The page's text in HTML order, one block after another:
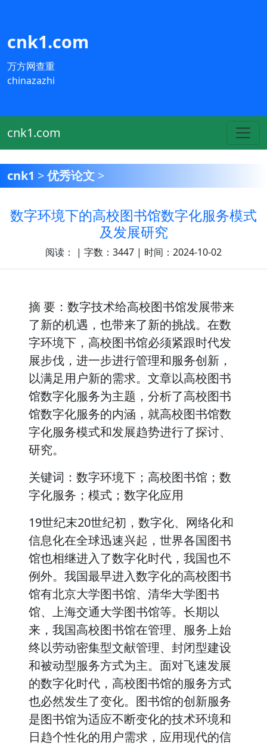
cnk1.com
万方网查重
chinazazhi
cnk1.com
cnk1 >优秀论文 >
数字环境下的高校图书馆数字化服务模式
及发展研究
阅读： | 字数：3447 | 时间：2024-10-02
摘 要：数字技术给高校图书馆发展带来
了新的机遇，也带来了新的挑战。在数
字环境下，高校图书馆必须紧跟时代发
展步伐，进一步进行管理和服务创新，
以满足用户新的需求。文章以高校图书
馆数字化服务为主题，分析了高校图书
馆数字化服务的内涵，就高校图书馆数
字化服务模式和发展趋势进行了探讨、
研究。
关键词：数字环境下；高校图书馆；数
字化服务；模式；数字化应用
19世纪末20世纪初，数字化、网络化和
信息化在全球迅速兴起，世界各国图书
馆也相继进入了数字化时代，我国也不
例外。我国最早进入数字化的高校图书
馆有北京大学图书馆、清华大学图书
馆、上海交通大学图书馆等。长期以
来，我国高校图书馆在管理、服务上始
终以劳动密集型文献管理、封闭型建设
和被动型服务方式为主。面对飞速发展
的数字化时代，高校图书馆的服务方式
也必然发生了变化。图书馆的创新服务
是图书馆为适应不断变化的技术环境和
日趋个性化的用户需求，应用现代的信